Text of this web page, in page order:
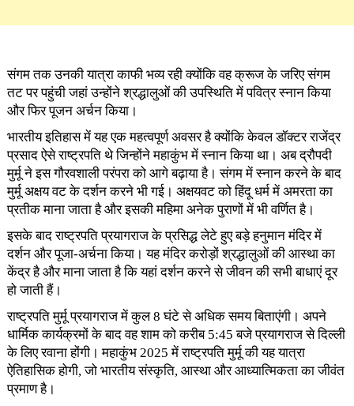
संगम तक उनकी यात्रा काफी भव्य रही क्योंकि वह क्रूज के जरिए संगम
तट पर पहुंची जहां उन्होंने श्रद्धालुओं की उपस्थिति में पवित्र स्नान किया
और फिर पूजन अर्चन किया।
भारतीय इतिहास में यह एक महत्वपूर्ण अवसर है क्योंकि केवल डॉक्टर राजेंद्र
प्रसाद ऐसे राष्ट्रपति थे जिन्होंने महाकुंभ में स्नान किया था। अब द्रौपदी
मुर्मू ने इस गौरवशाली परंपरा को आगे बढ़ाया है। संगम में स्नान करने के बाद
मुर्मू अक्षय वट के दर्शन करने भी गई। अक्षयवट को हिंदू धर्म में अमरता का
प्रतीक माना जाता है और इसकी महिमा अनेक पुराणों में भी वर्णित है।
इसके बाद राष्ट्रपति प्रयागराज के प्रसिद्ध लेटे हुए बड़े हनुमान मंदिर में
दर्शन और पूजा-अर्चना किया। यह मंदिर करोड़ों श्रद्धालुओं की आस्था का
केंद्र है और माना जाता है कि यहां दर्शन करने से जीवन की सभी बाधाएं दूर
हो जाती हैं।
राष्ट्रपति मुर्मू प्रयागराज में कुल 8 घंटे से अधिक समय बिताएंगी। अपने
धार्मिक कार्यक्रमों के बाद वह शाम को करीब 5:45 बजे प्रयागराज से दिल्ली
के लिए रवाना होंगी। महाकुंभ 2025 में राष्ट्रपति मुर्मू की यह यात्रा
ऐतिहासिक होगी, जो भारतीय संस्कृति, आस्था और आध्यात्मिकता का जीवंत
प्रमाण है।